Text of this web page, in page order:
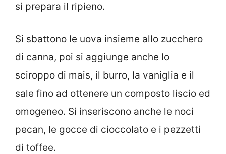
si prepara il ripieno.
Si sbattono le uova insieme allo zucchero
di canna, poi si aggiunge anche lo
sciroppo di mais, il burro, la vaniglia e il
sale fino ad ottenere un composto liscio ed
omogeneo. Si inseriscono anche le noci
pecan, le gocce di cioccolato e i pezzetti
di toffee.